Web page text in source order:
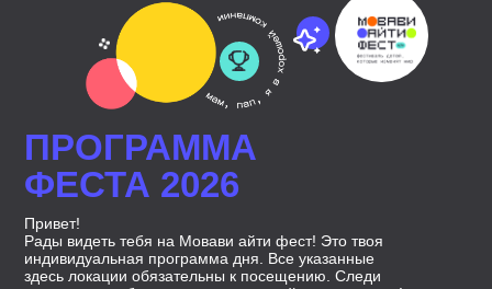
ПРОГРАММА
ФЕСТА 2026
Привет!
Рады видеть тебя на Мовави айти фест! Это твоя
индивидуальная программа дня. Все указанные
здесь локации обязательны к посещению. Следи